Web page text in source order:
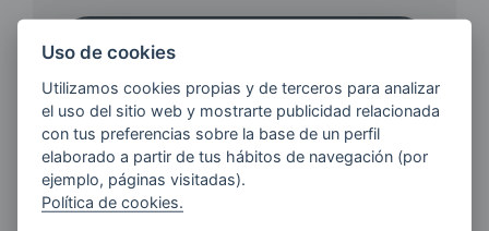
Uso de cookies
Utilizamos cookies propias y de terceros para analizar
el uso del sitio web y mostrarte publicidad relacionada
con tus preferencias sobre la base de un perfil
elaborado a partir de tus hábitos de navegación (por
ejemplo, páginas visitadas).
Política de cookies.